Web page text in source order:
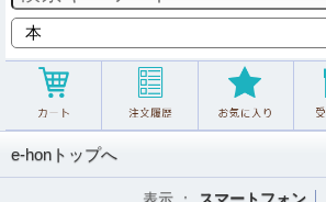
e-honトップへ